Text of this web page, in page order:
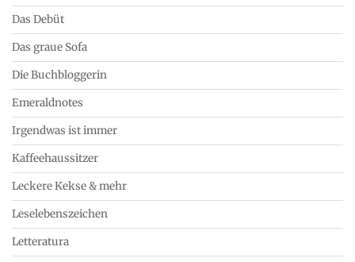
Das Debüt
Das graue Sofa
Die Buchbloggerin
Emeraldnotes
Irgendwas ist immer
Kaffeehaussitzer
Leckere Kekse & mehr
Leselebenszeichen
Letteratura